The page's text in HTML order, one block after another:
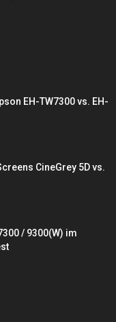
EH-TW7300 vs. EH-
CineGrey 5D vs.
/ 9300(W) im